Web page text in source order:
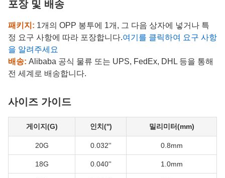
포장 및 배송
패키지: 1개의 OPP 봉투에 1개, 그 다음 상자에 넣거나 특
정 요구 사항에 따라 포장합니다.여기를 클릭하여 요구 사항
을 알려주세요
배송: Alibaba 공식 물류 또는 UPS, FedEx, DHL 등을 통해
전 세계로 배송합니다.
사이즈 가이드
게이지(G) 인치('') 밀리미터(mm)
20G 0.032'' 0.8mm
18G 0.040'' 1.0mm